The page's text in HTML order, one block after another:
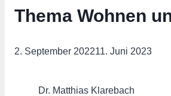
Thema Wohnen
2. September 202211. Juni 2023
Dr. Matthias Klarebach